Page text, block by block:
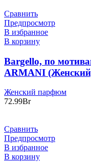
Сравнить
Предпросмотр
В избранное
В корзину
Bargello, по
ARMANI
Женский парфюм
72.99Br
Сравнить
Предпросмотр
В избранное
В корзину